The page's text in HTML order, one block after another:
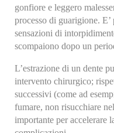
gonfiore e leggero
processo di guarigione.
sensazioni di
scompaiono dopo un
L’estrazione di un dente
intervento chirurgico;
successivi (come ad
fumare, non risucchiare
importante per accelerare